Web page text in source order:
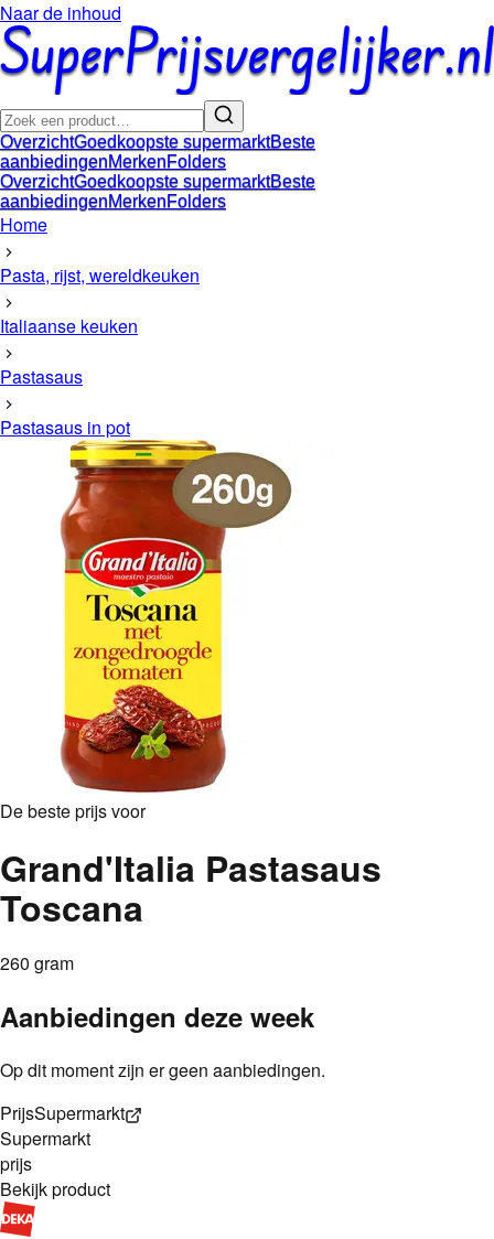
Naar de inhoud
OverzichtGoedkoopste supermarktBeste
aanbiedingenMerkenFolders
OverzichtGoedkoopste supermarktBeste
aanbiedingenMerkenFolders
Home
Pasta, rijst, wereldkeuken
Italiaanse keuken
Pastasaus
Pastasaus in pot
De beste prijs voor
Grand'Italia Pastasaus
Toscana
260 gram
Aanbiedingen deze week
Op dit moment zijn er geen aanbiedingen.
PrijsSupermarkt
Supermarkt
prijs
Bekijk product